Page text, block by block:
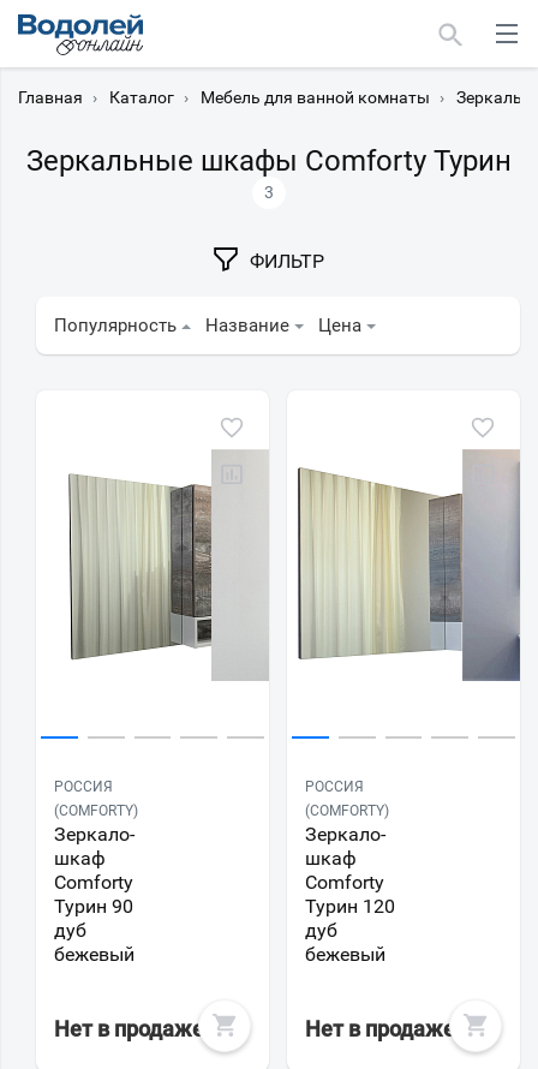
Главная › Каталог › Мебель для ванной комнаты ›
Зеркальные шкафы Comforty Турин
3
ФИЛЬТР
Популярность Название Цена
РОССИЯ
(COMFORTY)
Зеркало-
шкаф
Comforty
Турин 90
дуб
бежевый
Нет в продаже
РОССИЯ
(COMFORTY)
Зеркало-
шкаф
Comforty
Турин 120
дуб
бежевый
Нет в продаже